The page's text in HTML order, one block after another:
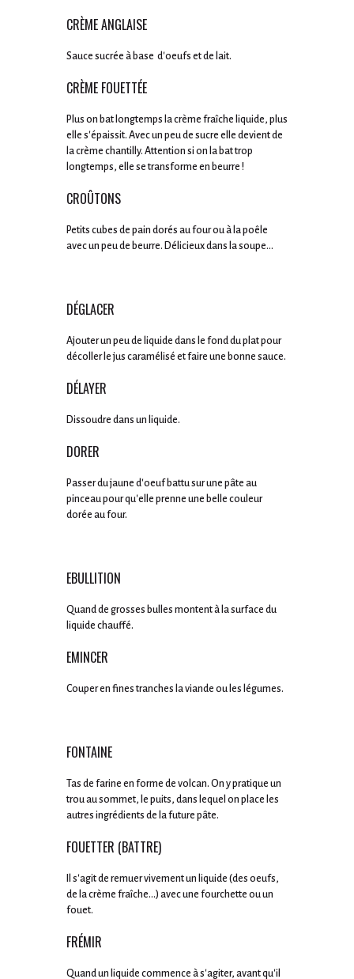
CRÈME ANGLAISE
Sauce sucrée à base d'oeufs et de lait.
CRÈME FOUETTÉE
Plus on bat longtemps la crème fraîche liquide, plus
elle s'épaissit. Avec un peu de sucre elle devient de
la crème chantilly. Attention si on la bat trop
longtemps, elle se transforme en beurre !
CROÛTONS
Petits cubes de pain dorés au four ou à la poêle
avec un peu de beurre. Délicieux dans la soupe...
DÉGLACER
Ajouter un peu de liquide dans le fond du plat pour
décoller le jus caramélisé et faire une bonne sauce.
DÉLAYER
Dissoudre dans un liquide.
DORER
Passer du jaune d'oeuf battu sur une pâte au
pinceau pour qu'elle prenne une belle couleur
dorée au four.
EBULLITION
Quand de grosses bulles montent à la surface du
liquide chauffé.
EMINCER
Couper en fines tranches la viande ou les légumes.
FONTAINE
Tas de farine en forme de volcan. On y pratique un
trou au sommet, le puits, dans lequel on place les
autres ingrédients de la future pâte.
FOUETTER (BATTRE)
Il s'agit de remuer vivement un liquide (des oeufs,
de la crème fraîche...) avec une fourchette ou un
fouet.
FRÉMIR
Quand un liquide commence à s'agiter, avant qu'il